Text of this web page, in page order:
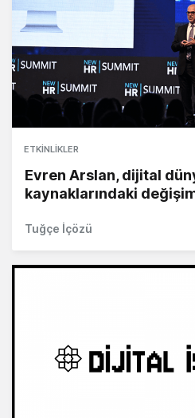
ETKINLIKLER
Evren Arslan, dijital
kaynaklarındaki
Tuğçe İçözü